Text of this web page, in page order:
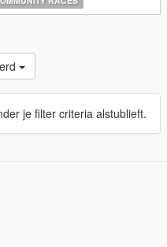
je filter criteria alstublieft.